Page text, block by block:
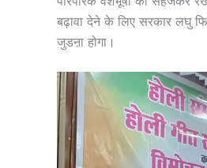
बढ़ावा देने के लिए सरकार लघु
जुडऩा होगा।